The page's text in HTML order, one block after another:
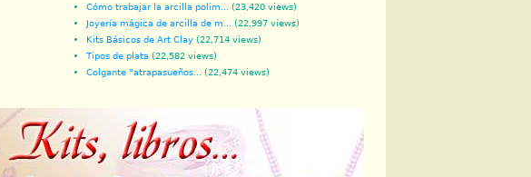
Cómo trabajar la arcilla polim...
(23,420 views)
Joyería mágica de arcilla de m...
(22,997 views)
Kits Básicos de Art Clay (22,714 views)
Tipos de plata (22,582 views)
Colgante "atrapasueños...
(22,474 views)